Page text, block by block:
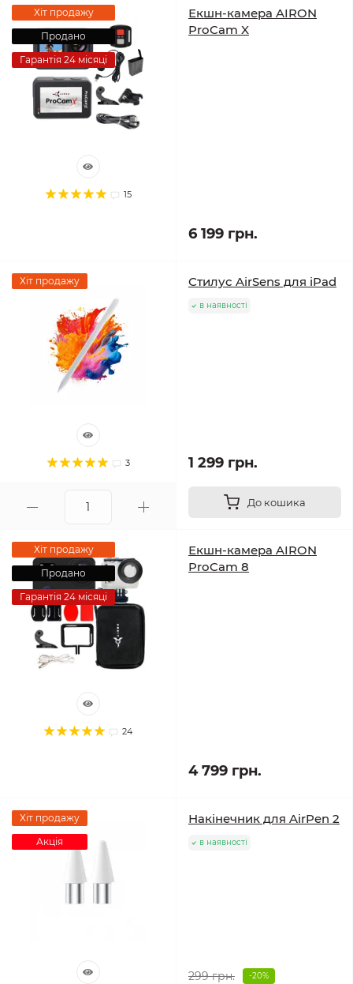
Хіт продажу
Продано
Гарантія 24 місяці
15
Екшн-камера AIRON
ProCam X
6 199 грн.
Хіт продажу
3
Стилус AirSens для iPad
в наявності
1 299 грн.
До кошика
Хіт продажу
Продано
Гарантія 24 місяці
24
Екшн-камера AIRON
ProCam 8
4 799 грн.
Хіт продажу
Акція
Накінечник для AirPen 2
в наявності
299 грн. -20%